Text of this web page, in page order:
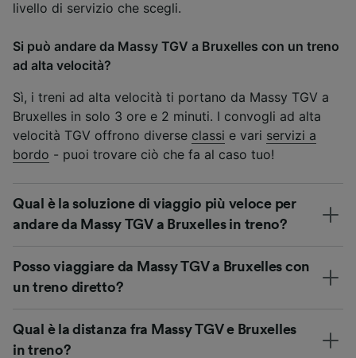
livello di servizio che scegli.
Si può andare da Massy TGV a Bruxelles con un treno
ad alta velocità?
Sì, i treni ad alta velocità ti portano da Massy TGV a
Bruxelles in solo 3 ore e 2 minuti. I convogli ad alta
velocità TGV offrono diverse classi e vari servizi a
bordo - puoi trovare ciò che fa al caso tuo!
Qual è la soluzione di viaggio più veloce per
andare da Massy TGV a Bruxelles in treno?
Posso viaggiare da Massy TGV a Bruxelles con
un treno diretto?
Qual è la distanza fra Massy TGV e Bruxelles
in treno?